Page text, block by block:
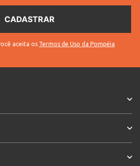
aceita os Termos de Uso da Pompéia